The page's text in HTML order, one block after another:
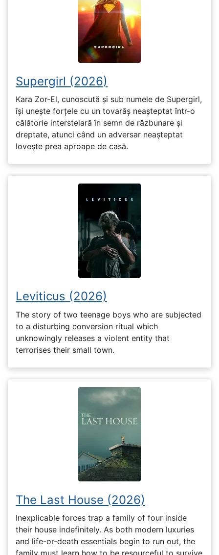
Supergirl (2026)
Kara Zor-El, cunoscută și sub numele de Supergirl,
își unește forțele cu un tovarăș neașteptat într-o
călătorie interstelară în semn de răzbunare și
dreptate, atunci când un adversar neașteptat
lovește prea aproape de casă.
Leviticus (2026)
The story of two teenage boys who are subjected
to a disturbing conversion ritual which
unknowingly releases a violent entity that
terrorises their small town.
The Last House (2026)
Inexplicable forces trap a family of four inside
their house indefinitely. As both modern luxuries
and life-or-death essentials begin to run out, the